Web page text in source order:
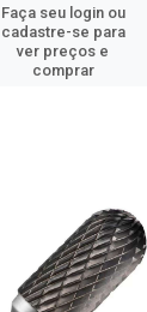
Faça seu login ou
cadastre-se para
ver preços e
comprar